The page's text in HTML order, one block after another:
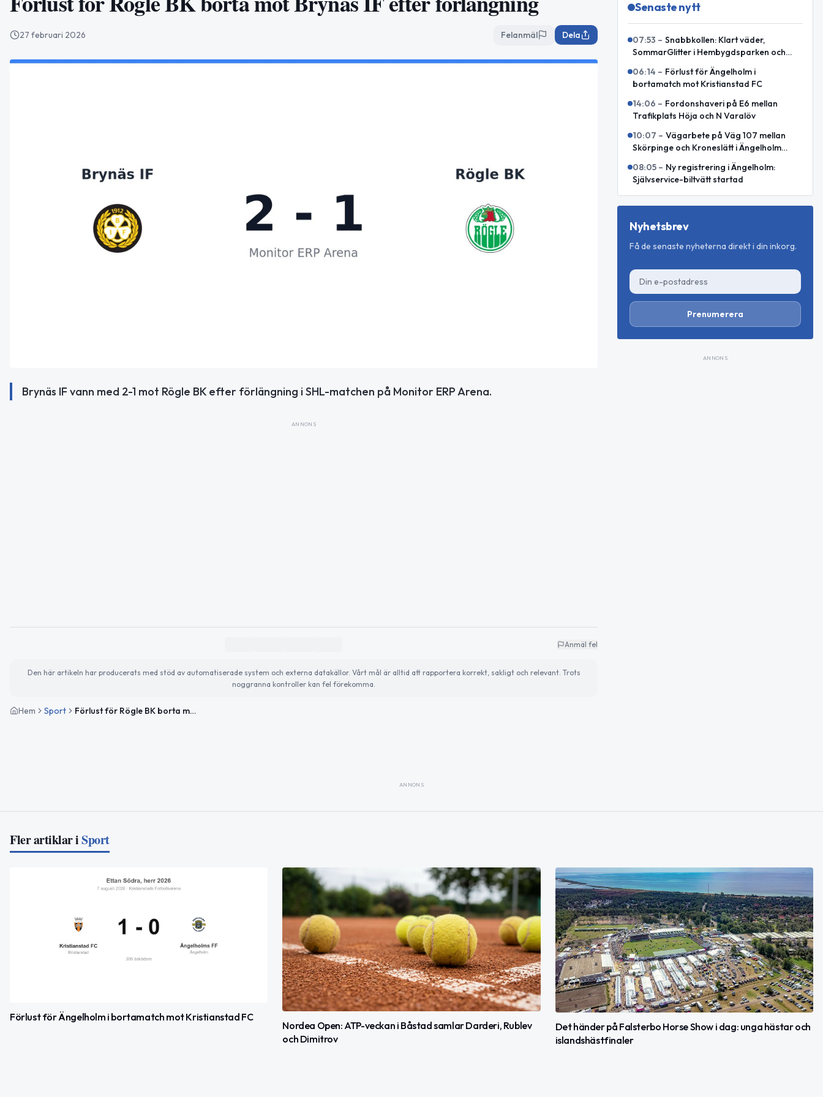
27 februari 2026 Felanmäl Dela
Brynäs IF vann med 2-1 mot Rögle BK efter förlängning i SHL-matchen på Monitor ERP Arena.
ANNONS
Anmäl fel
Den här artikeln har producerats med stöd av automatiserade system och externa datakällor. Vårt mål är alltid att rapportera korrekt, sakligt och relevant. Trots
noggranna kontroller kan fel förekomma.
Hem Sport Förlust för Rögle BK borta mot Brynäs IF efter förlängning
Senaste nytt
07:53 – Snabbkollen: Klart väder,
SommarGlitter i Hembygdsparken och
internationellt försvarssamarbete
06:14 – Förlust för Ängelholm i
bortamatch mot Kristianstad FC
14:06 – Fordonshaveri på E6 mellan
Trafikplats Höja och N Varalöv
10:07 – Vägarbete på Väg 107 mellan
Skörpinge och Kroneslätt i Ängelholm
08:05 – Ny registrering i Ängelholm:
Självservice-biltvätt startad
Nyhetsbrev
Få de senaste nyheterna direkt i din inkorg.
Prenumerera
ANNONS
ANNONS
Fler artiklar iSport
Förlust för Ängelholm i bortamatch mot Kristianstad FC
Nordea Open: ATP-veckan i Båstad samlar Darderi, Rublev
och Dimitrov
Det händer på Falsterbo Horse Show i dag: unga hästar och
islandshästfinaler